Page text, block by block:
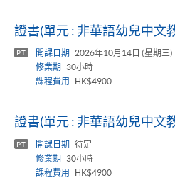
證書(單元 : 非華語幼兒中文
PT 開課日期
2026年10月14日 (星期三)
修業期
30小時
課程費用
HK$4900
證書(單元 : 非華語幼兒中文
PT 開課日期
待定
修業期
30小時
課程費用
HK$4900